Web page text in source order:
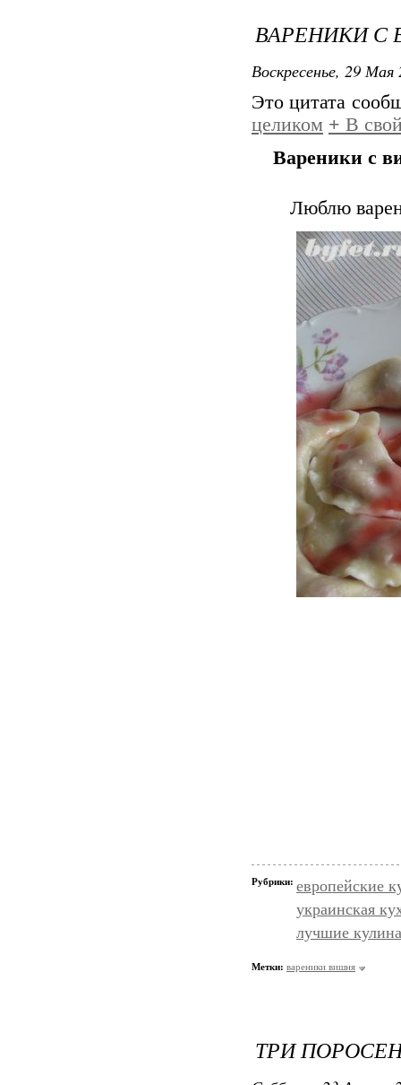
ВАРЕНИКИ
Воскресенье, 29
Это цитата
целиком + В
Вареники с
Люблю
Рубрики: европейские
украинская
лучшие
Метки: вареники вишня
ТРИ